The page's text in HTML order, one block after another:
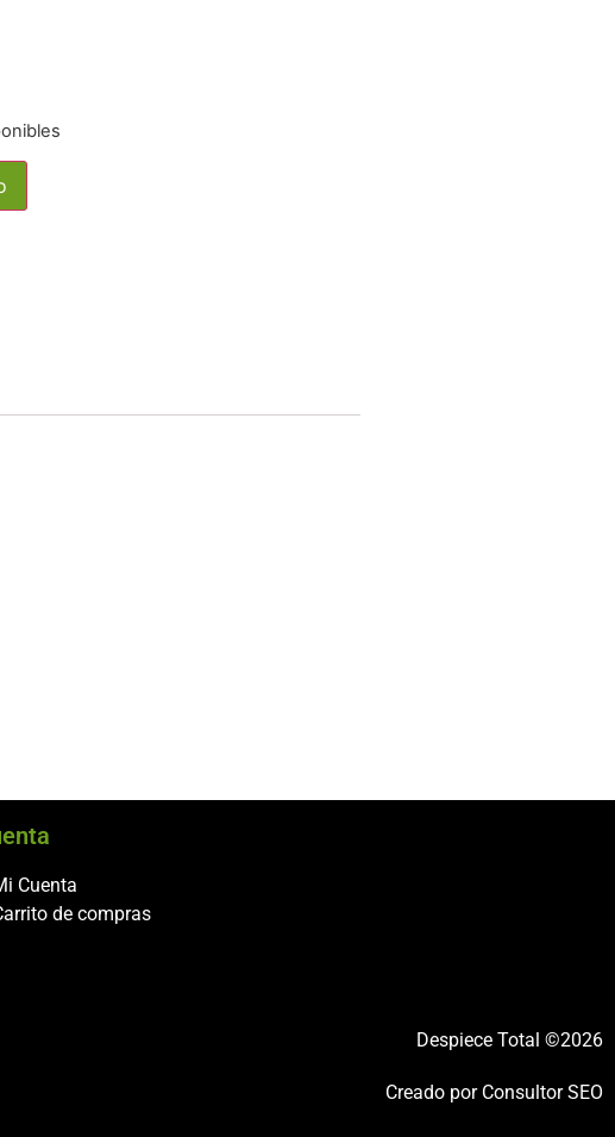
Cuenta
de compras
Despiece Total ©2026
Creado por Consultor SEO